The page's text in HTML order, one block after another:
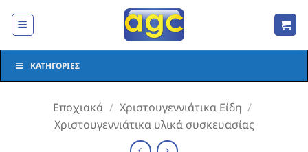
στο
ΚΑΤΗΓΟΡΊΕΣ
Εποχιακά / Χριστουγεννιάτικα Είδη /
Χριστουγεννιάτικα υλικά συσκευασίας